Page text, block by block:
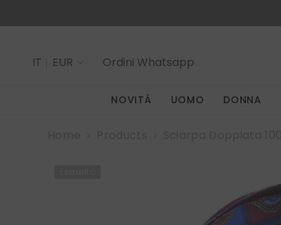
IT
EUR Ordini Whatsapp
NOVITÀ UOMO DONNA